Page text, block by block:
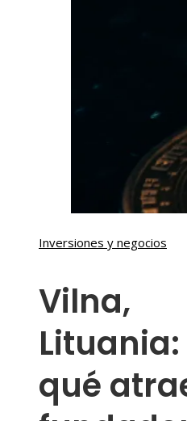
Inversiones y negocios
Vilna,
qué